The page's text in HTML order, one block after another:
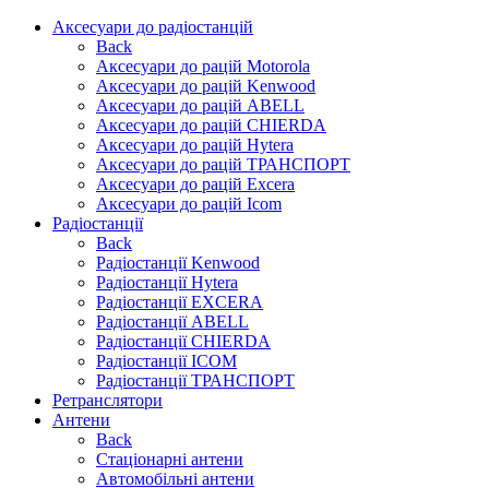
Аксесуари до радіостанцій
Back
Аксесуари до рацій Motorola
Аксесуари до рацій Kenwood
Аксесуари до рацій ABELL
Аксесуари до рацій CHIERDA
Аксесуари до рацій Hytera
Аксесуари до рацій ТРАНСПОРТ
Аксесуари до рацій Excera
Аксесуари до рацій Icom
Радіостанції
Back
Радіостанції Kenwood
Радіостанції Hytera
Радіостанції EXCERA
Радіостанції ABELL
Радіостанції CHIERDA
Радіостанції ICOM
Радіостанції ТРАНСПОРТ
Ретранслятори
Антени
Back
Стаціонарні антени
Автомобільні антени